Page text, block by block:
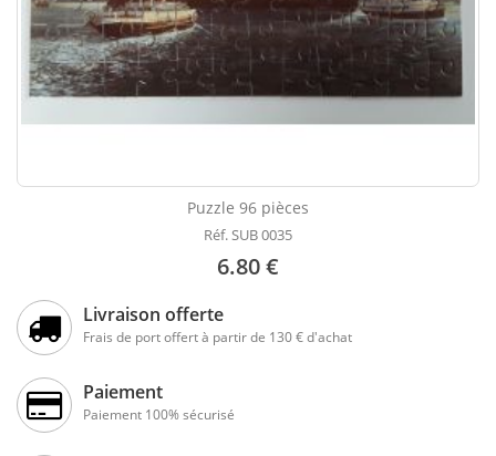
Puzzle 96 pièces
Réf. SUB 0035
6.80 €
Livraison offerte
Frais de port offert à partir de 130 € d'achat
Paiement
Paiement 100% sécurisé